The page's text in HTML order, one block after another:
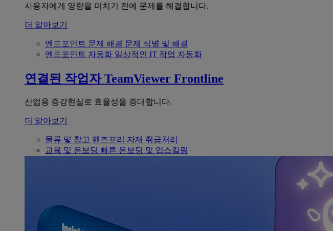
사용자에게 영향을 미치기 전에 문제를 해결합니다.
더 알아보기
엔드포인트 문제 해결 문제 식별 및 해결
엔드포인트 자동화 일상적인 IT 작업 자동화
연결된 작업자 TeamViewer Frontline
산업용 증강현실로 효율성을 증대합니다.
더 알아보기
물류 및 창고 핸즈프리 자재 취급처리
교육 및 온보딩 빠른 온보딩 및 업스킬링